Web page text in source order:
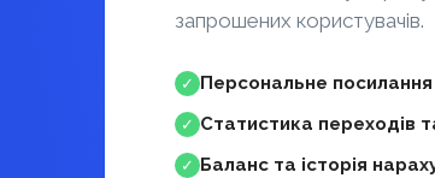
запрошених користувачів.
✓ Персональне посилання
✓ Статистика переходів
✓ Баланс та історія